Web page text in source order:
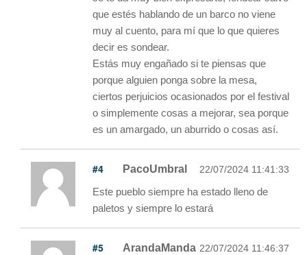
que estés hablando de un barco no viene
muy al cuento, para mí que lo que quieres
decir es sondear.
Estás muy engañado si te piensas que
porque alguien ponga sobre la mesa,
ciertos perjuicios ocasionados por el festival
o simplemente cosas a mejorar, sea porque
es un amargado, un aburrido o cosas así.
#4 PacoUmbral 22/07/2024 11:41:33
Este pueblo siempre ha estado lleno de
paletos y siempre lo estará
#5 ArandaManda 22/07/2024 11:46:37